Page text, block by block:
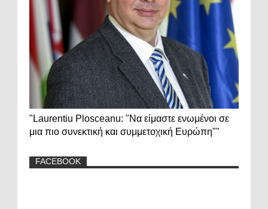
"Laurentiu Plosceanu: "Να είμαστε ενωμένοι σε
μια πιο συνεκτική και συμμετοχική Ευρώπη""
FACEBOOK